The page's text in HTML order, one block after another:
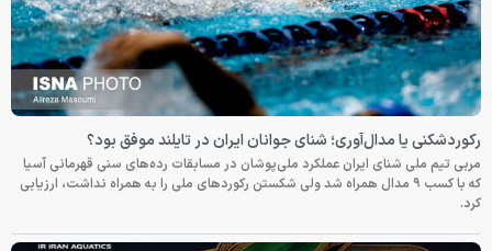
رکوردشکنی یا مدال‌آوری؛ شنای جوانان ایران در تایلند موفق بود؟
مربی تیم ملی شنای ایران عملکرد ملی‌پوشان در مسابقات رده‌های سنی قهرمانی آسیا
که با کسب ۹ مدال همراه شد ولی شکستن رکوردهای ملی را به همراه نداشت، ارزیابی
کرد.